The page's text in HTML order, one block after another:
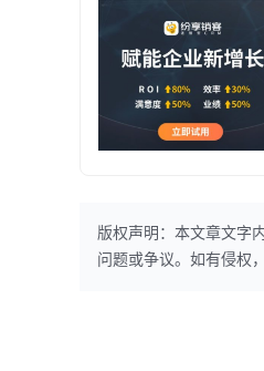
版权声明：本文章文字
问题或争议。如有侵权